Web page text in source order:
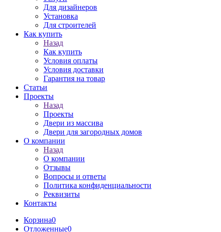
Для дизайнеров
Установка
Для строителей
Как купить
Назад
Как купить
Условия оплаты
Условия доставки
Гарантия на товар
Статьи
Проекты
Назад
Проекты
Двери из массива
Двери для загородных домов
О компании
Назад
О компании
Отзывы
Вопросы и ответы
Политика конфиденциальности
Реквизиты
Контакты
Корзина0
Отложенные0